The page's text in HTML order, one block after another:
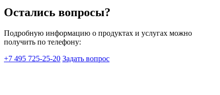
Остались вопросы?
Подробную информацию о продуктах и услугах можно
получить по телефону:
+7 495 725-25-20 Задать вопрос